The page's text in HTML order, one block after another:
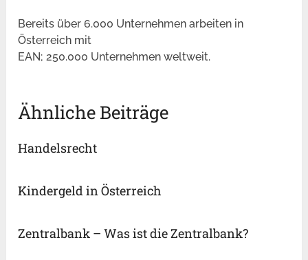
Bereits über 6.000 Unternehmen arbeiten in
Österreich mit
EAN; 250.000 Unternehmen weltweit.
Ähnliche Beiträge
Handelsrecht
Kindergeld in Österreich
Zentralbank – Was ist die Zentralbank?